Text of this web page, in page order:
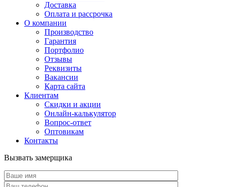
Доставка
Оплата и рассрочка
О компании
Производство
Гарантия
Портфолио
Отзывы
Реквизиты
Вакансии
Карта сайта
Клиентам
Скидки и акции
Онлайн-калькулятор
Вопрос-ответ
Оптовикам
Контакты
Вызвать замерщика